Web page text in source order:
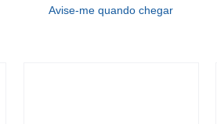
Avise-me quando chegar